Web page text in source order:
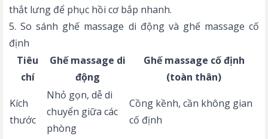
thắt lưng để phục hồi cơ bắp nhanh.
5. So sánh ghế massage di động và ghế massage cố
định
Tiêu
chí
Ghế massage di
động
Ghế massage cố định
(toàn thân)
Kích
thước
Nhỏ gọn, dễ di
chuyển giữa các
phòng
Cồng kềnh, cần không gian
cố định